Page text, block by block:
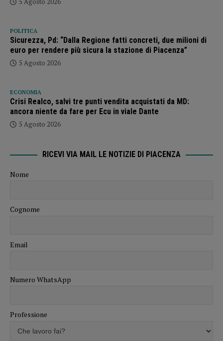
POLITICA
Sicurezza, Pd: “Dalla Regione fatti concreti, due milioni di
euro per rendere più sicura la stazione di Piacenza”
5 Agosto 2026
ECONOMIA
Crisi Realco, salvi tre punti vendita acquistati da MD:
ancora niente da fare per Ecu in viale Dante
5 Agosto 2026
RICEVI VIA MAIL LE NOTIZIE DI PIACENZA
Nome
Cognome
Email
Numero WhatsApp
Professione